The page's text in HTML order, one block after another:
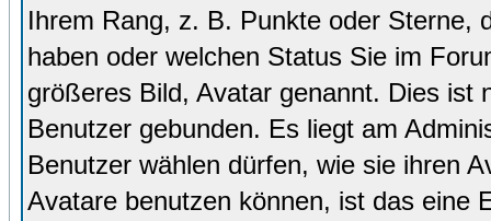
Ihrem Rang, z. B. Punkte oder Sterne,
haben oder welchen Status Sie im
größeres Bild, Avatar genannt. Dies ist
Benutzer gebunden. Es liegt am
Benutzer wählen dürfen, wie sie ihren
Avatare benutzen können, ist das eine